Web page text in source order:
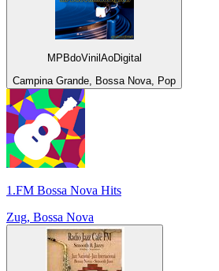
MPBdoVinilAoDigital
Campina Grande, Bossa Nova, Pop
1.FM Bossa Nova Hits
Zug, Bossa Nova